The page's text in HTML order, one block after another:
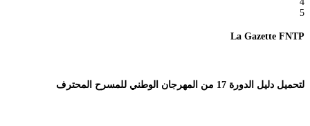
5
La Gazette FNTP
لتحميل دليل الدورة 17 من المهرجان الوطني للمسرح المحترف